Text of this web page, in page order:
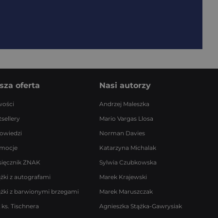
oferta
ZNAK
z autografami
z barwionymi brzegami
ks. Tischnera
Nasi autorzy
Andrzej Maleszka
Mario Vargas Llosa
Norman Davies
Katarzyna Michalak
Sylwia Czubkowska
Marek Krajewski
Marek Maruszczak
Agnieszka Stążka-Gawrysiak